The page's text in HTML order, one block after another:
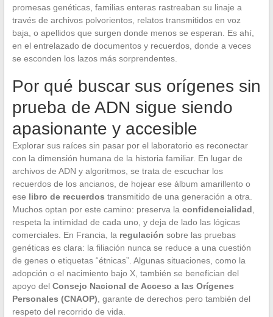
promesas genéticas, familias enteras rastreaban su linaje a
través de archivos polvorientos, relatos transmitidos en voz
baja, o apellidos que surgen donde menos se esperan. Es ahí,
en el entrelazado de documentos y recuerdos, donde a veces
se esconden los lazos más sorprendentes.
Por qué buscar sus orígenes sin
prueba de ADN sigue siendo
apasionante y accesible
Explorar sus raíces sin pasar por el laboratorio es reconectar
con la dimensión humana de la historia familiar. En lugar de
archivos de ADN y algoritmos, se trata de escuchar los
recuerdos de los ancianos, de hojear ese álbum amarillento o
ese libro de recuerdos transmitido de una generación a otra.
Muchos optan por este camino: preserva la confidencialidad
respeta la intimidad de cada uno, y deja de lado las lógicas
comerciales. En Francia, la regulación sobre las pruebas
genéticas es clara: la filiación nunca se reduce a una cuestión
de genes o etiquetas “étnicas”. Algunas situaciones, como la
adopción o el nacimiento bajo X, también se benefician del
apoyo del Consejo Nacional de Acceso a las Orígenes
Personales (CNAOP) , garante de derechos pero también del
respeto del recorrido de vida.